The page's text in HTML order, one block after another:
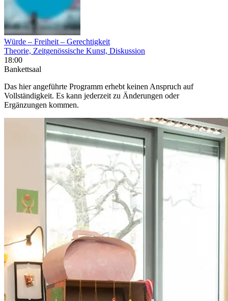
Würde – Freiheit – Gerechtigkeit
Theorie, Zeitgenössische Kunst, Diskussion
18:00
Bankettsaal
Das hier angeführte Programm erhebt keinen Anspruch auf
Vollständigkeit. Es kann jederzeit zu Änderungen oder
Ergänzungen kommen.